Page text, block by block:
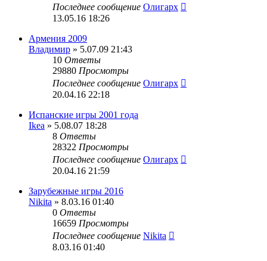
Последнее сообщение Олигарх
13.05.16 18:26
Армения 2009
Владимир » 5.07.09 21:43
10 Ответы
29880 Просмотры
Последнее сообщение Олигарх
20.04.16 22:18
Испанские игры 2001 года
Ikea » 5.08.07 18:28
8 Ответы
28322 Просмотры
Последнее сообщение Олигарх
20.04.16 21:59
Зарубежные игры 2016
Nikita » 8.03.16 01:40
0 Ответы
16659 Просмотры
Последнее сообщение Nikita
8.03.16 01:40